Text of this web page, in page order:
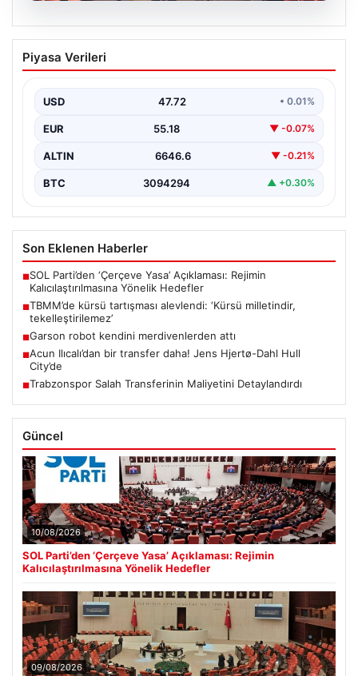
Garson robot kendini merdivenlerden
attı
Piyasa Verileri
USD 47.72 • 0.01%
EUR 55.18 ▼ -0.07%
ALTIN 6646.6 ▼ -0.21%
BTC 3094294 ▲ +0.30%
Son Eklenen Haberler
SOL Parti’den ‘Çerçeve Yasa’ Açıklaması: Rejimin
Kalıcılaştırılmasına Yönelik Hedefler
TBMM’de kürsü tartışması alevlendi: ‘Kürsü milletindir,
tekelleştirilemez’
Garson robot kendini merdivenlerden attı
Acun Ilıcalı’dan bir transfer daha! Jens Hjertø-Dahl Hull
City’de
Trabzonspor Salah Transferinin Maliyetini Detaylandırdı
Güncel
10/08/2026
SOL Parti’den ‘Çerçeve Yasa’ Açıklaması: Rejimin
Kalıcılaştırılmasına Yönelik Hedefler
09/08/2026